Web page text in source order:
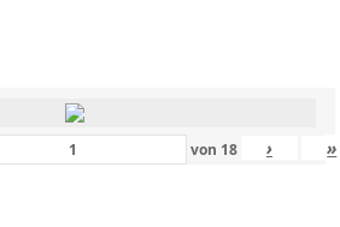
von 18 › »